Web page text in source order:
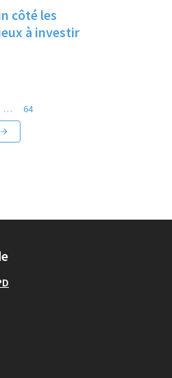
côté les
à investir
…
64